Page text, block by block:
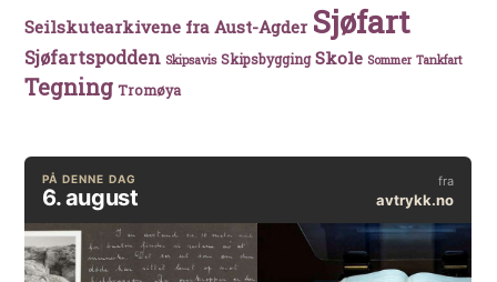
Seilskutearkivene fra Aust-Agder Sjøfart
Sjøfartspodden Skipsavis Skipsbygging Skole Sommer Tankfart
Tegning Tromøya